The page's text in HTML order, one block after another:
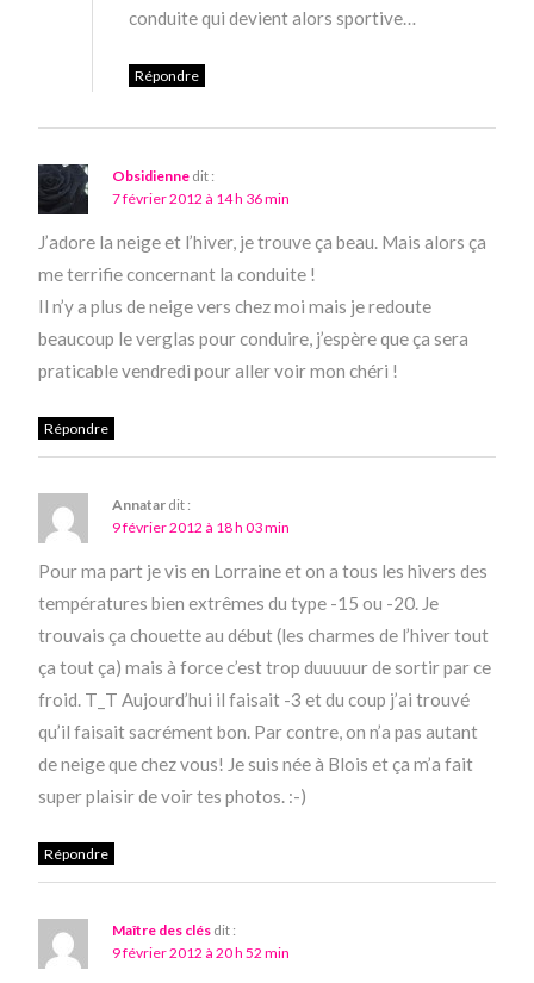
conduite qui devient alors sportive…
Répondre
Obsidienne dit :
7 février 2012 à 14 h 36 min
J’adore la neige et l’hiver, je trouve ça beau. Mais alors ça
me terrifie concernant la conduite !
Il n’y a plus de neige vers chez moi mais je redoute
beaucoup le verglas pour conduire, j’espère que ça sera
praticable vendredi pour aller voir mon chéri !
Répondre
Annatar dit :
9 février 2012 à 18 h 03 min
Pour ma part je vis en Lorraine et on a tous les hivers des
températures bien extrêmes du type -15 ou -20. Je
trouvais ça chouette au début (les charmes de l’hiver tout
ça tout ça) mais à force c’est trop duuuuur de sortir par ce
froid. T_T Aujourd’hui il faisait -3 et du coup j’ai trouvé
qu’il faisait sacrément bon. Par contre, on n’a pas autant
de neige que chez vous! Je suis née à Blois et ça m’a fait
super plaisir de voir tes photos. :-)
Répondre
Maître des clés dit :
9 février 2012 à 20 h 52 min